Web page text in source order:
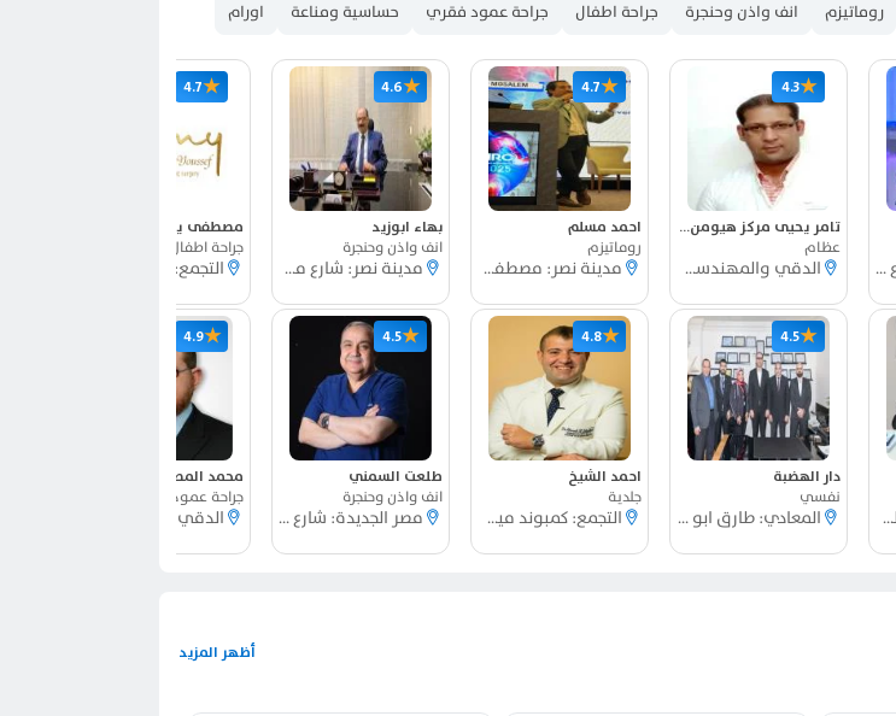
روماتيزم انف واذن وحنجرة جراحة اطفال جراحة عمود فقري حساسية ومناعة اورام
مصر الجديدة: شارع الخليفة المأمون
مدينة نصر: شارع الطيران
★
4.3
تامر يحيى مركز هيومن كير
عظام
الدقي والمهندسين: شارع شهاب برج الزهراء الاداري
★
4.5
دار الهضبة
نفسي
المعادي: طارق ابو النور
★
4.7
احمد مسلم
روماتيزم
مدينة نصر: مصطفي النحاس
★
4.8
احمد الشيخ
جلدية
التجمع: كمبوند ميفيدا
★
4.6
بهاء ابوزيد
انف واذن وحنجرة
مدينة نصر: شارع مصطفى النحاس
★
4.5
طلعت السمني
انف واذن وحنجرة
مصر الجديدة: شارع فهمي باشا
★
4.7
مصطفى يوسف خليف
جراحة اطفال
★
4.9
محمد المصري
جراحة عمود فقري
أظهر المزيد